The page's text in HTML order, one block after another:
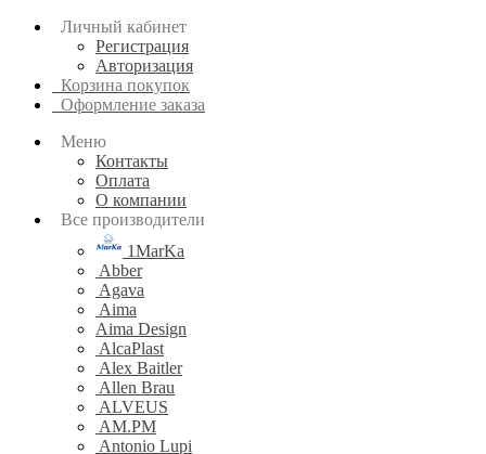
Личный кабинет
Регистрация
Авторизация
Корзина покупок
Оформление заказа
Меню
Контакты
Оплата
О компании
Все производители
1MarKa
Abber
Agava
Aima
Aima Design
AlcaPlast
Alex Baitler
Allen Brau
ALVEUS
AM.PM
Antonio Lupi